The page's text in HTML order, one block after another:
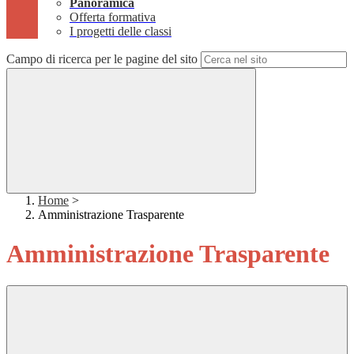
Panoramica
Offerta formativa
I progetti delle classi
Campo di ricerca per le pagine del sito
Home >
Amministrazione Trasparente
Amministrazione Trasparente